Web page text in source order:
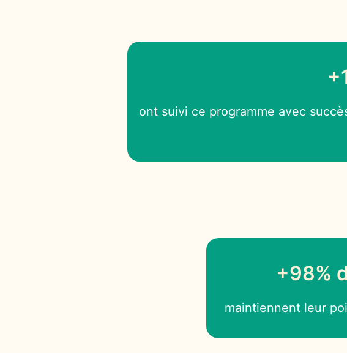
ont suivi ce programme avec
+98%
maintiennent leur